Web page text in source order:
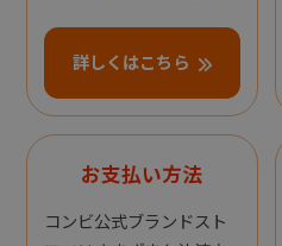
詳しくはこちら
お支払い方法
コンビ公式ブランドスト